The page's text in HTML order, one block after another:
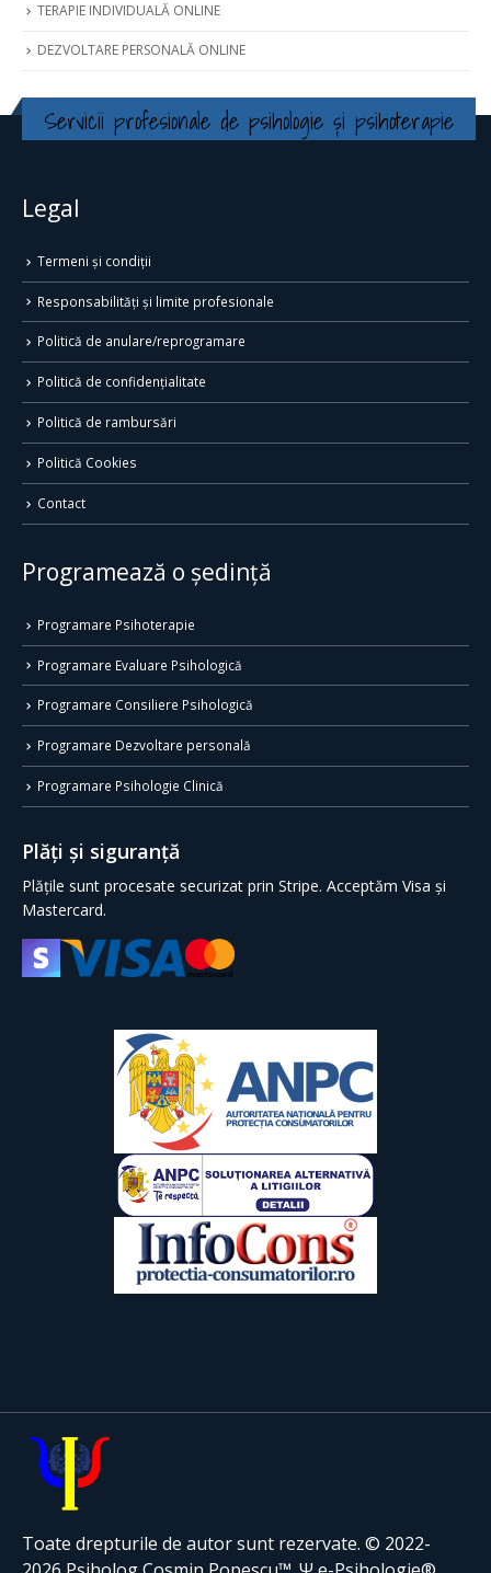
TERAPIE INDIVIDUALĂ ONLINE
DEZVOLTARE PERSONALĂ ONLINE
Servicii profesionale de psihologie și psihoterapie
Legal
Termeni și condiții
Responsabilități și limite profesionale
Politică de anulare/reprogramare
Politică de confidențialitate
Politică de rambursări
Politică Cookies
Contact
Programează o ședință
Programare Psihoterapie
Programare Evaluare Psihologică
Programare Consiliere Psihologică
Programare Dezvoltare personală
Programare Psihologie Clinică
Plăți și siguranță
Plățile sunt procesate securizat prin Stripe. Acceptăm Visa și
Mastercard.
Toate drepturile de autor sunt rezervate. © 2022-